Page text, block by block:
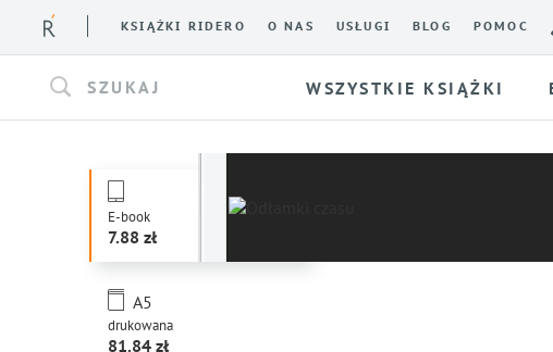
KSIĄŻKI RIDERO O NAS USŁUGI BLOG POMOC
SZUKAJ WSZYSTKIE KSIĄŻKI
E-book
7.88
drukowana
A5
81.84